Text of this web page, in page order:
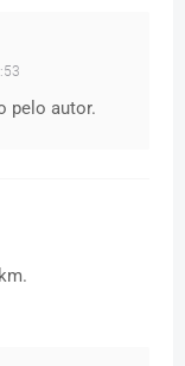
pelo autor.